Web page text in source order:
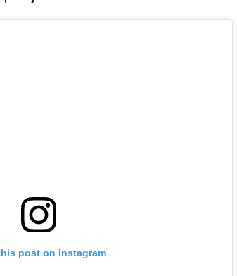
post on Instagram